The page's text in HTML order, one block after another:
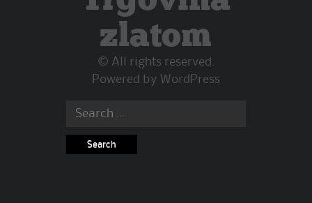
zlatom
© All rights reserved.
Powered by WordPress
Search